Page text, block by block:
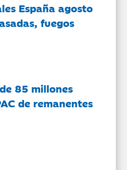
España agosto
fuegos
85 millones
de remanentes